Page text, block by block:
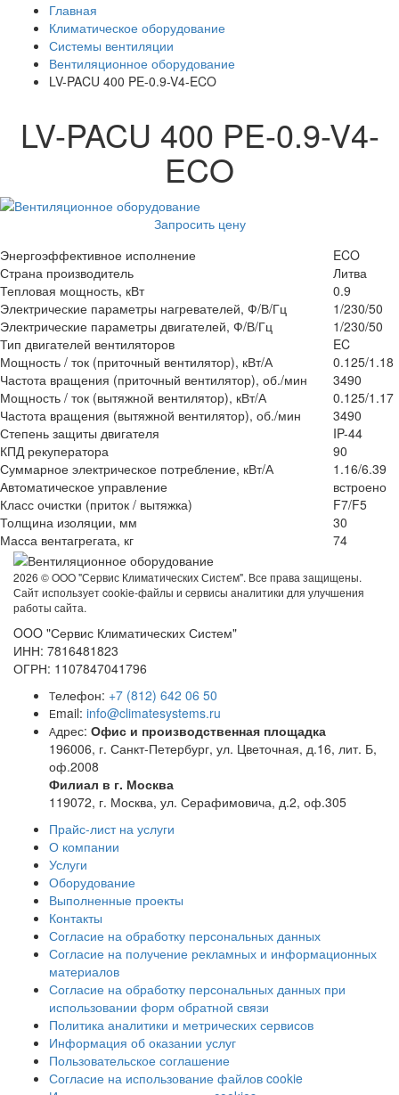
Главная
Климатическое оборудование
Системы вентиляции
Вентиляционное оборудование
LV-PACU 400 PE-0.9-V4-ECO
LV-PACU 400 PE-0.9-V4-
ECO
Запросить цену
Энергоэффективное исполнение
ECO
Страна производитель
Литва
Тепловая мощность, кВт
0.9
Электрические параметры нагревателей, Ф/В/Гц
1/230/50
Электрические параметры двигателей, Ф/В/Гц
1/230/50
Тип двигателей вентиляторов
EC
Мощность / ток (приточный вентилятор), кВт/А
0.125/1.18
Частота вращения (приточный вентилятор), об./мин
3490
Мощность / ток (вытяжной вентилятор), кВт/А
0.125/1.17
Частота вращения (вытяжной вентилятор), об./мин
3490
Степень защиты двигателя
IP-44
КПД рекуператора
90
Суммарное электрическое потребление, кВт/А
1.16/6.39
Автоматическое управление
встроено
Класс очистки (приток / вытяжка)
F7/F5
Толщина изоляции, мм
30
Масса вентагрегата, кг
74
2026 ©OOO "Сервис Климатических Систем". Все права защищены.
Сайт использует cookie-файлы и сервисы аналитики для улучшения
работы сайта.
OOO "Сервис Климатических Систем"
ИНН: 7816481823
ОГРН: 1107847041796
Телефон: +7 (812) 642 06 50
Email: info@climatesystems.ru
Адрес: Офис и производственная площадка
196006, г. Санкт-Петербург, ул. Цветочная, д.16, лит. Б,
оф.2008
Филиал в г. Москва
119072, г. Москва, ул. Серафимовича, д.2, оф.305
Прайс-лист на услуги
О компании
Услуги
Оборудование
Выполненные проекты
Контакты
Согласие на обработку персональных данных
Согласие на получение рекламных и информационных
материалов
Согласие на обработку персональных данных при
использовании форм обратной связи
Политика аналитики и метрических сервисов
Информация об оказании услуг
Пользовательское соглашение
Согласие на использование файлов cookie